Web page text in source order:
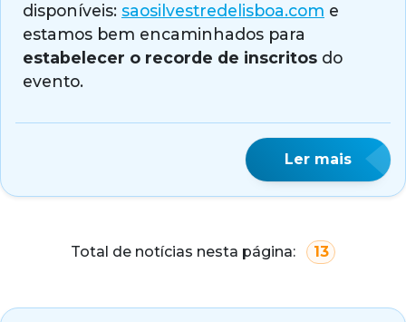
disponíveis: saosilvestredelisboa.com e
estamos bem encaminhados para
estabelecer o recorde de inscritos do
evento.
Ler mais
Total de notícias nesta página: 13